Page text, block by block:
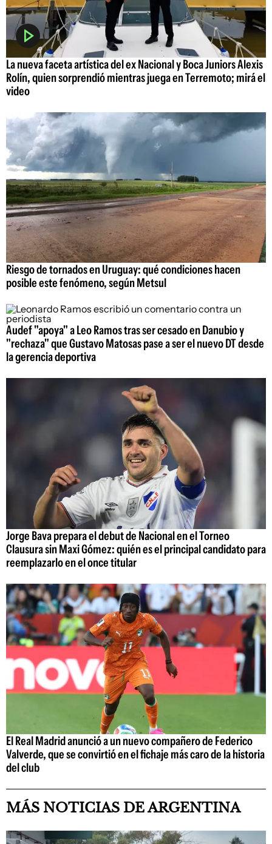
La nueva faceta artística del ex Nacional y Boca Juniors Alexis
Rolín, quien sorprendió mientras juega en Terremoto; mirá el
video
Riesgo de tornados en Uruguay: qué condiciones hacen
posible este fenómeno, según Metsul
Audef "apoya" a Leo Ramos tras ser cesado en Danubio y
"rechaza" que Gustavo Matosas pase a ser el nuevo DT desde
la gerencia deportiva
Jorge Bava prepara el debut de Nacional en el Torneo
Clausura sin Maxi Gómez: quién es el principal candidato para
reemplazarlo en el once titular
El Real Madrid anunció a un nuevo compañero de Federico
Valverde, que se convirtió en el fichaje más caro de la historia
del club
MÁS NOTICIAS DE ARGENTINA